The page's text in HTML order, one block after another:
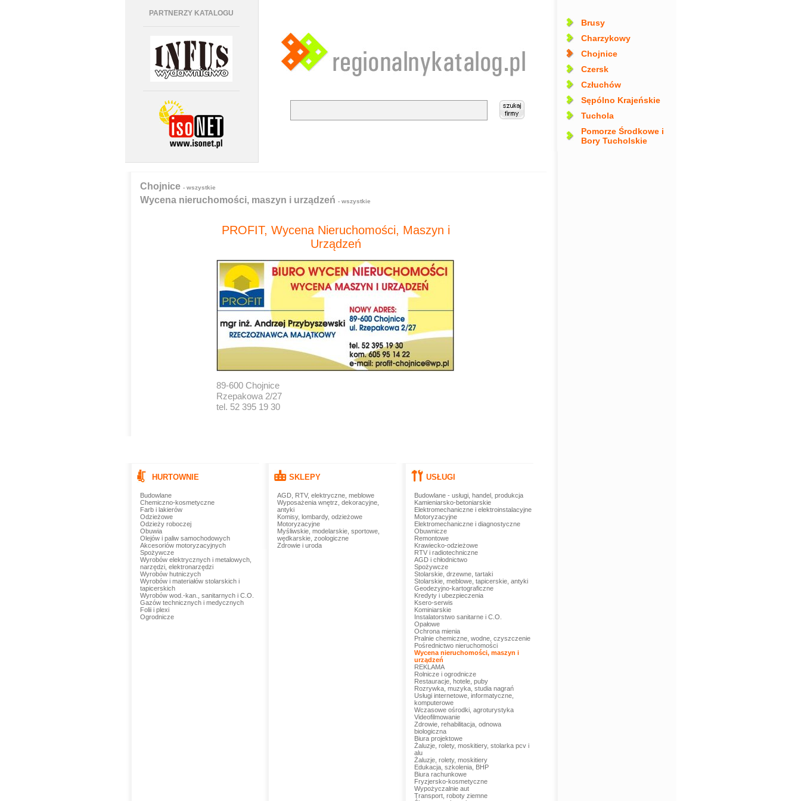
Brusy
Charzykowy
Chojnice
Czersk
Człuchów
Sępólno Krajeńskie
Tuchola
Pomorze Środkowe i
Bory Tucholskie
PARTNERZY KATALOGU
Chojnice - wszystkie
Wycena nieruchomości, maszyn i urządzeń - wszystkie
PROFIT, Wycena Nieruchomości, Maszyn i
Urządzeń
89-600 Chojnice
Rzepakowa 2/27
tel. 52 395 19 30
HURTOWNIE
Budowlane
Chemiczno-kosmetyczne
Farb i lakierów
Odzieżowe
Odzieży roboczej
Obuwia
Olejów i paliw samochodowych
Akcesoriów motoryzacyjnych
Spożywcze
Wyrobów elektrycznych i metalowych,
narzędzi, elektronarzędzi
Wyrobów hutniczych
Wyrobów i materiałów stolarskich i
tapicerskich
Wyrobów wod.-kan., sanitarnych i C.O.
Gazów technicznych i medycznych
Folii i plexi
Ogrodnicze
SKLEPY
AGD, RTV, elektryczne, meblowe
Wyposażenia wnętrz, dekoracyjne,
antyki
Komisy, lombardy, odzieżowe
Motoryzacyjne
Myśliwskie, modelarskie, sportowe,
wędkarskie, zoologiczne
Zdrowie i uroda
USŁUGI
Budowlane - usługi, handel, produkcja
Kamieniarsko-betoniarskie
Elektromechaniczne i elektroinstalacyjne
Motoryzacyjne
Elektromechaniczne i diagnostyczne
Obuwnicze
Remontowe
Krawiecko-odzieżowe
RTV i radiotechniczne
AGD i chłodnictwo
Spożywcze
Stolarskie, drzewne, tartaki
Stolarskie, meblowe, tapicerskie, antyki
Geodezyjno-kartograficzne
Kredyty i ubezpieczenia
Ksero-serwis
Kominiarskie
Instalatorstwo sanitarne i C.O.
Opałowe
Ochrona mienia
Pralnie chemiczne, wodne, czyszczenie
Pośrednictwo nieruchomości
Wycena nieruchomości, maszyn i
urządzeń
REKLAMA
Rolnicze i ogrodnicze
Restauracje, hotele, puby
Rozrywka, muzyka, studia nagrań
Usługi internetowe, informatyczne,
komputerowe
Wczasowe ośrodki, agroturystyka
Videofilmowanie
Zdrowie, rehabilitacja, odnowa
biologiczna
Biura projektowe
Żaluzje, rolety, moskitiery, stolarka pcv i
alu
Żaluzje, rolety, moskitiery
Edukacja, szkolenia, BHP
Biura rachunkowe
Fryzjersko-kosmetyczne
Wypożyczalnie aut
Transport, roboty ziemne